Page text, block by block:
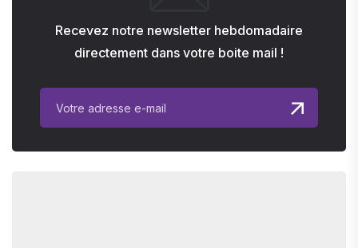
Recevez notre newsletter hebdomadaire
directement dans votre boite mail !